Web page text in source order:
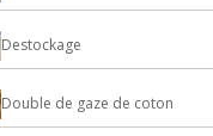
Destockage
Double de gaze de coton